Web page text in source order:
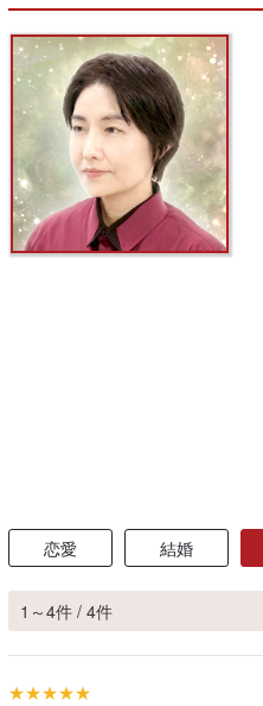
恋愛 結婚
1～4件 / 4件
★★★★★